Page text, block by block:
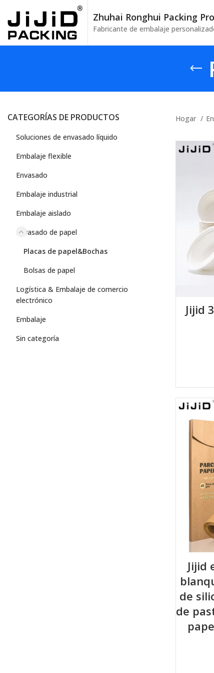
Zhuhai Ronghui Packing
Fabricante de embalaje
CATEGORÍAS DE PRODUCTOS
Soluciones de envasado líquido
Embalaje flexible
Envasado
Embalaje industrial
Embalaje aislado
Envasado de papel
Placas de papel&Bochas
Bolsas de papel
Logística & Embalaje de comercio
electrónico
Embalaje
Sin categoría
Hogar
Jijid
Jijid
de
de